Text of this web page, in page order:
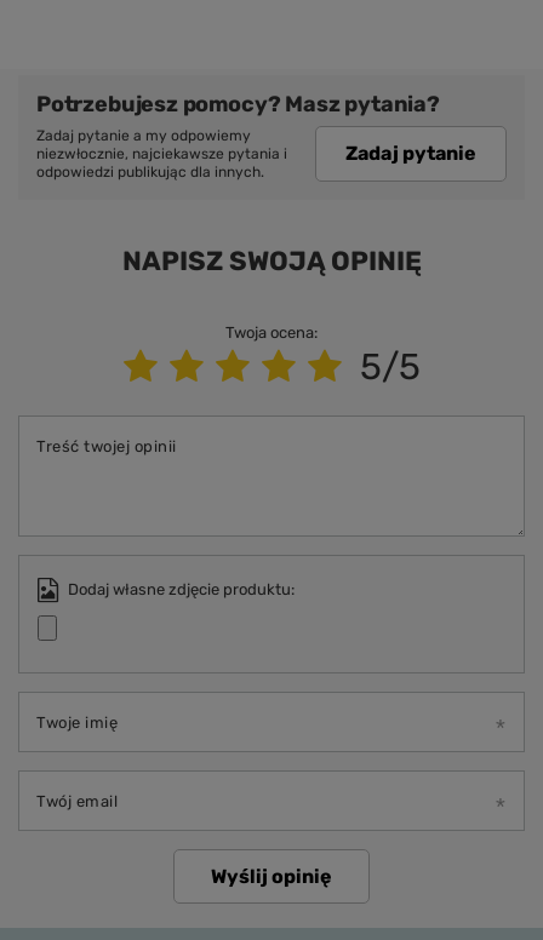
Potrzebujesz pomocy? Masz pytania?
Zadaj pytanie a my odpowiemy
niezwłocznie, najciekawsze pytania i
odpowiedzi publikując dla innych.
Zadaj pytanie
NAPISZ SWOJĄ OPINIĘ
Twoja ocena:
5/5
Treść twojej opinii
Dodaj własne zdjęcie produktu:
Twoje imię
Twój email
Wyślij opinię